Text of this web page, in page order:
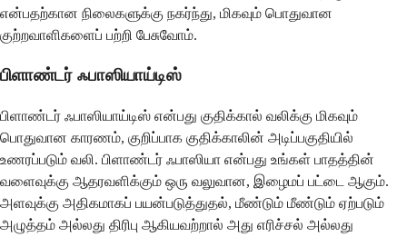
என்பதற்கான நிலைகளுக்கு நகர்ந்து, மிகவும் பொதுவான
குற்றவாளிகளைப் பற்றி பேசுவோம்.
பிளாண்டர் ஃபாஸியாய்டிஸ்
பிளாண்டர் ஃபாஸியாய்டிஸ் என்பது குதிக்கால் வலிக்கு மிகவும்
பொதுவான காரணம், குறிப்பாக குதிக்காலின் அடிப்பகுதியில்
உணரப்படும் வலி. பிளாண்டர் ஃபாஸியா என்பது உங்கள் பாதத்தின்
வளைவுக்கு ஆதரவளிக்கும் ஒரு வலுவான, இழைமப் பட்டை ஆகும்.
அளவுக்கு அதிகமாகப் பயன்படுத்துதல், மீண்டும் மீண்டும் ஏற்படும்
அழுத்தம் அல்லது திரிபு ஆகியவற்றால் அது எரிச்சல் அல்லது